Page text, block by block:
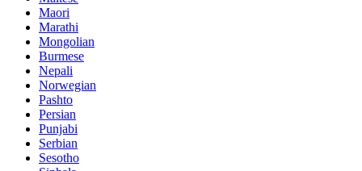
Maori
Marathi
Mongolian
Burmese
Nepali
Norwegian
Pashto
Persian
Punjabi
Serbian
Sesotho